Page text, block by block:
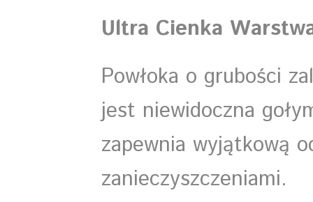
Ultra Cienka
Powłoka o grubości
jest niewidoczna
zapewnia wyjątkową
zanieczyszczeniami.